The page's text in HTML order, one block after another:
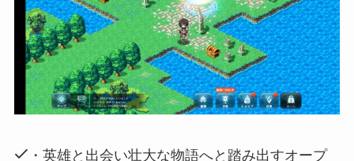
・英雄と出会い壮大な物語へと踏み出すオープ